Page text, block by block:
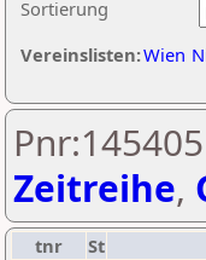
Sortierung
Vereinslisten:Wien
Zeitreihe,
tnr St